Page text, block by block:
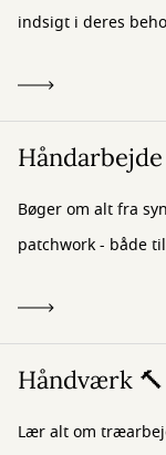
indsigt i deres
Bøger om alt fra
patchwork - både
Håndværk 🔨
Lær alt om